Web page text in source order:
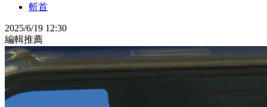
斬首
2025/6/19 12:30
編輯推薦